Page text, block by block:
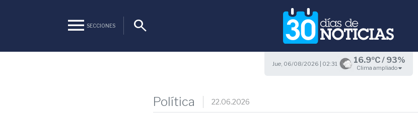
menu SECCIONES search
Jue, 06/08/2026 | 02:31 16.9ºC / 93%
Clima ampliado
Política 22.06.2026